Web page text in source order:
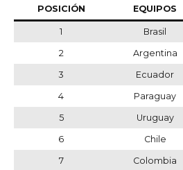
POSICIÓN EQUIPOS
1 Brasil
2 Argentina
3 Ecuador
4 Paraguay
5 Uruguay
6 Chile
7 Colombia